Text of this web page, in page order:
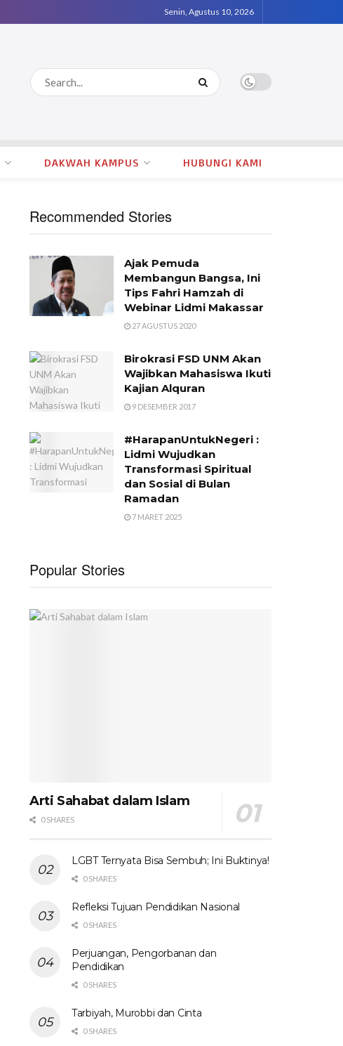
Senin, Agustus 10, 2026
DAKWAH KAMPUS HUBUNGI KAMI
Recommended Stories
Ajak Pemuda
Membangun Bangsa, Ini
Tips Fahri Hamzah di
Webinar Lidmi Makassar
27 AGUSTUS 2020
Birokrasi FSD UNM Akan
Wajibkan Mahasiswa Ikuti
Kajian Alquran
9 DESEMBER 2017
#HarapanUntukNegeri :
Lidmi Wujudkan
Transformasi Spiritual
dan Sosial di Bulan
Ramadan
7 MARET 2025
Popular Stories
Arti Sahabat dalam Islam
0 SHARES
LGBT Ternyata Bisa Sembuh; Ini Buktinya!
0 SHARES
Refleksi Tujuan Pendidikan Nasional
0 SHARES
Perjuangan, Pengorbanan dan
Pendidikan
0 SHARES
Tarbiyah, Murobbi dan Cinta
0 SHARES